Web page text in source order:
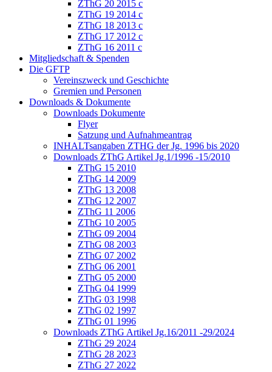
ZThG 20 2015 c
ZThG 19 2014 c
ZThG 18 2013 c
ZThG 17 2012 c
ZThG 16 2011 c
Mitgliedschaft & Spenden
Die GFTP
Vereinszweck und Geschichte
Gremien und Personen
Downloads & Dokumente
Downloads Dokumente
Flyer
Satzung und Aufnahmeantrag
INHALTsangaben ZTHG der Jg. 1996 bis 2020
Downloads ZThG Artikel Jg.1/1996 -15/2010
ZThG 15 2010
ZThG 14 2009
ZThG 13 2008
ZThG 12 2007
ZThG 11 2006
ZThG 10 2005
ZThG 09 2004
ZThG 08 2003
ZThG 07 2002
ZThG 06 2001
ZThG 05 2000
ZThG 04 1999
ZThG 03 1998
ZThG 02 1997
ZThG 01 1996
Downloads ZThG Artikel Jg.16/2011 -29/2024
ZThG 29 2024
ZThG 28 2023
ZThG 27 2022